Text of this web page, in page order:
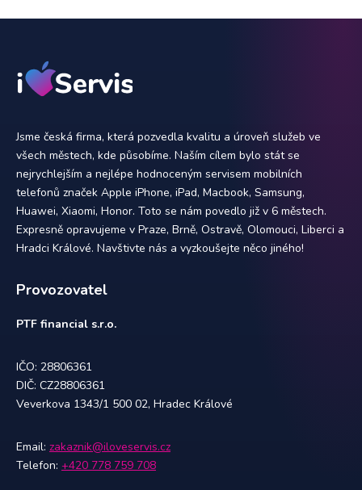
Jsme česká firma, která pozvedla kvalitu a úroveň služeb ve
všech městech, kde působíme. Naším cílem bylo stát se
nejrychlejším a nejlépe hodnoceným servisem mobilních
telefonů značek Apple iPhone, iPad, Macbook, Samsung,
Huawei, Xiaomi, Honor. Toto se nám povedlo již v 6 městech.
Expresně opravujeme v Praze, Brně, Ostravě, Olomouci, Liberci a
Hradci Králové. Navštivte nás a vyzkoušejte něco jiného!
Provozovatel
PTF financial s.r.o.
IČO: 28806361
DIČ: CZ28806361
Veverkova 1343/1 500 02, Hradec Králové
Email: zakaznik@iloveservis.cz
Telefon: +420 778 759 708